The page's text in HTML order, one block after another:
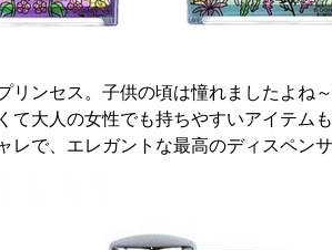
リンセス。子供の頃は憧れましたよね
て大人の女性でも持ちやすいアイテム
で、エレガントな最高のディスペンサ